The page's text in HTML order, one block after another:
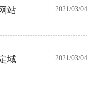
站
2021/03/04
域
2021/03/04